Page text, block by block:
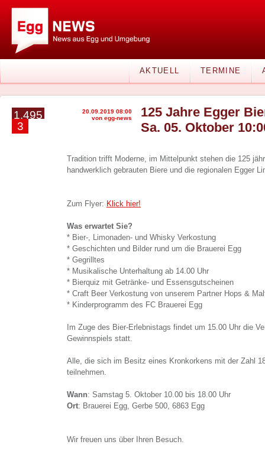
AKTUELL TERMINE
1.495
3
20.09.2019 08:00
von egg-news
125 Jahre Egger
Sa. 05. Oktober
Tradition trifft Moderne, im Mittelpunkt stehen die 125
handwerklich gebrauten Biere und die regionalen Egger
Zum Flyer: Klick hier!
Was erwartet Sie?
* Bier-, Limonaden- und Whisky Verkostung
* Geschichten und Bilder rund um die Brauerei Egg
* Gegrilltes
* Musikalische Unterhaltung ab 14.00 Uhr
* Bierquiz mit Getränke- und Essensgutscheinen
* Craft Beer Verkostung von unserem Partner Hops &
* Kinderprogramm des FC Brauerei Egg
Im Zuge des Bier-Erlebnistags findet um 15.00 Uhr die
Gewinnspiels statt.
Alle, die sich im Besitz eines Kronkorkens mit der Zahl
teilnehmen.
Wann: Samstag 5. Oktober 10.00 bis 18.00 Uhr
Ort: Brauerei Egg, Gerbe 500, 6863 Egg
Wir freuen uns über Ihren Besuch.